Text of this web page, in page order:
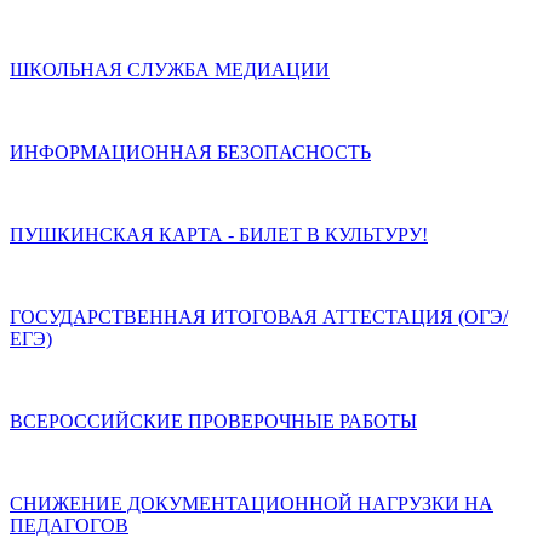
ШКОЛЬНАЯ СЛУЖБА МЕДИАЦИИ
ИНФОРМАЦИОННАЯ БЕЗОПАСНОСТЬ
ПУШКИНСКАЯ КАРТА - БИЛЕТ В КУЛЬТУРУ!
ГОСУДАРСТВЕННАЯ ИТОГОВАЯ АТТЕСТАЦИЯ (ОГЭ/
ЕГЭ)
ВСЕРОССИЙСКИЕ ПРОВЕРОЧНЫЕ РАБОТЫ
СНИЖЕНИЕ ДОКУМЕНТАЦИОННОЙ НАГРУЗКИ НА
ПЕДАГОГОВ